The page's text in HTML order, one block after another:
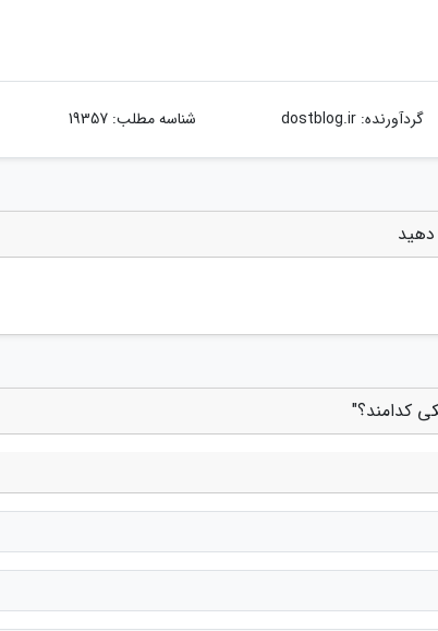
گردآورنده:dostblog.ir شناسه مطلب: 19357
کدامند؟"